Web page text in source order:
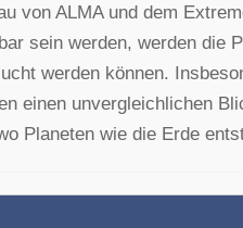
von ALMA und dem
sein werden, werden die
werden können.
einen unvergleichlichen
Planeten wie die Erde